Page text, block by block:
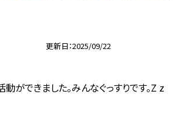
更新日 2025/09/22
ができました。みんなぐっすりです。Z z